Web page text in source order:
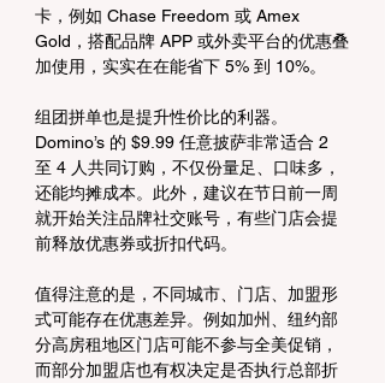
卡，例如 Chase Freedom 或 Amex
Gold，搭配品牌 APP 或外卖平台的优惠叠
加使用，实实在在能省下 5% 到 10%。
组团拼单也是提升性价比的利器。
Domino’s 的 $9.99 任意披萨非常适合 2
至 4 人共同订购，不仅份量足、口味多，
还能均摊成本。此外，建议在节日前一周
就开始关注品牌社交账号，有些门店会提
前释放优惠券或折扣代码。
值得注意的是，不同城市、门店、加盟形
式可能存在优惠差异。例如加州、纽约部
分高房租地区门店可能不参与全美促销，
而部分加盟店也有权决定是否执行总部折